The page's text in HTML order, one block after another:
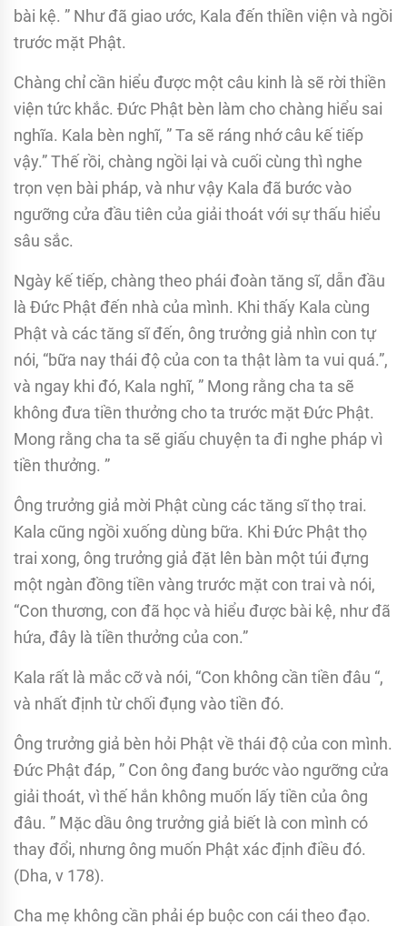
bài kệ. ” Như đã giao ước, Kala đến thiền viện và ngồi
trước mặt Phật.
Chàng chỉ cần hiểu được một câu kinh là sẽ rời thiền
viện tức khắc. Ðức Phật bèn làm cho chàng hiểu sai
nghĩa. Kala bèn nghĩ, ” Ta sẽ ráng nhớ câu kế tiếp
vậy.” Thế rồi, chàng ngồi lại và cuối cùng thì nghe
trọn vẹn bài pháp, và như vậy Kala đã bước vào
ngưỡng cửa đầu tiên của giải thoát với sự thấu hiểu
sâu sắc.
Ngày kế tiếp, chàng theo phái đoàn tăng sĩ, dẫn đầu
là Ðức Phật đến nhà của mình. Khi thấy Kala cùng
Phật và các tăng sĩ đến, ông trưởng giả nhìn con tự
nói, “bữa nay thái độ của con ta thật làm ta vui quá.”,
và ngay khi đó, Kala nghĩ, ” Mong rằng cha ta sẽ
không đưa tiền thưởng cho ta trước mặt Ðức Phật.
Mong rằng cha ta sẽ giấu chuyện ta đi nghe pháp vì
tiền thưởng. ”
Ông trưởng giả mời Phật cùng các tăng sĩ thọ trai.
Kala cũng ngồi xuống dùng bữa. Khi Ðức Phật thọ
trai xong, ông trưởng giả đặt lên bàn một túi đựng
một ngàn đồng tiền vàng trước mặt con trai và nói,
“Con thương, con đã học và hiểu được bài kệ, như đã
hứa, đây là tiền thưởng của con.”
Kala rất là mắc cỡ và nói, “Con không cần tiền đâu “,
và nhất định từ chối đụng vào tiền đó.
Ông trưởng giả bèn hỏi Phật về thái độ của con mình.
Ðức Phật đáp, ” Con ông đang bước vào ngưỡng cửa
giải thoát, vì thế hắn không muốn lấy tiền của ông
đâu. ” Mặc dầu ông trưởng giả biết là con mình có
thay đổi, nhưng ông muốn Phật xác định điều đó.
(Dha, v 178).
Cha mẹ không cần phải ép buộc con cái theo đạo.